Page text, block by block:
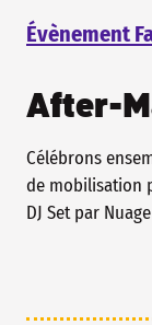
Évènement
After-
Célébrons
de mobilisation
DJ Set par